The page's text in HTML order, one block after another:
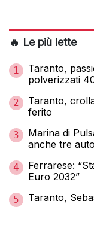
🔥 Le più lette
1
Taranto,
polverizzati
2
Taranto,
ferito
3
Marina di
anche tre auto
4
Ferrarese:
Euro 2032”
5 Taranto,